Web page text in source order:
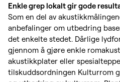
Enkle grep lokalt gir gode
Som en del av
anbefalinger om utbedring
det enkelte stedet. Dårlige
gjennom å gjøre enkle
akustikkplater eller
tilskuddsordningen Kulturrom